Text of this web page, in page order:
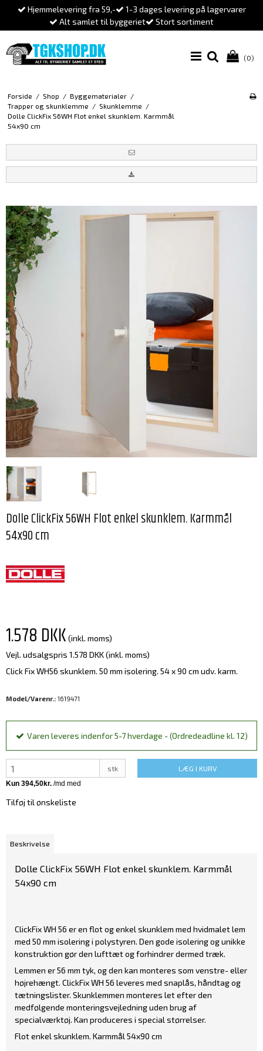
Hjemmelevering fra 59,-
1-3 dages levering på lagervarer
Alt samlet til byggeriet
Stort sortiment
(0)
Forside / Shop / Byggematerialer /
Trapper og skunklemme / Skunklemme /
Dolle ClickFix 56WH Flot enkel skunklem. Karmmål
54x90 cm
Dolle ClickFix 56WH Flot enkel skunklem. Karmmål
54x90 cm
1.578 DKK (inkl. moms)
Vejl. udsalgspris 1.578 DKK(inkl. moms)
Click Fix WH56 skunklem. 50 mm isolering. 54 x 90 cm udv. karm.
Model/Varenr.: 1619471
Varen leveres indenfor 5-7 hverdage - (Ordredeadline kl. 12)
stk LÆG I KURV
Tilføj til ønskeliste
Beskrivelse
Dolle ClickFix 56WH Flot enkel skunklem. Karmmål
54x90 cm
ClickFix WH 56 er en flot og enkel skunklem med hvidmalet lem
med 50 mm isolering i polystyren. Den gode isolering og unikke
konstruktion gør den lufttæt og forhindrer dermed træk.
Lemmen er 56 mm tyk, og den kan monteres som venstre- eller
højrehængt. ClickFix WH 56 leveres med snaplås, håndtag og
tætningslister. Skunklemmen monteres let efter den
medfølgende monteringsvejledning uden brug af
specialværktøj. Kan produceres i special størrelser.
Flot enkel skunklem. Karmmål 54x90 cm